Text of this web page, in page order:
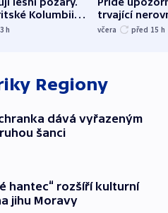
Kolumbii
tisíce lidí
h
trvající
včera před 15 h
Regiony
dává vyřazeným
šanci
hantec“ rozšíří kulturní
jihu Moravy